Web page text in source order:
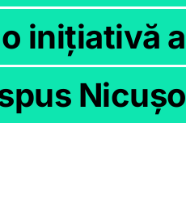
inițiativă